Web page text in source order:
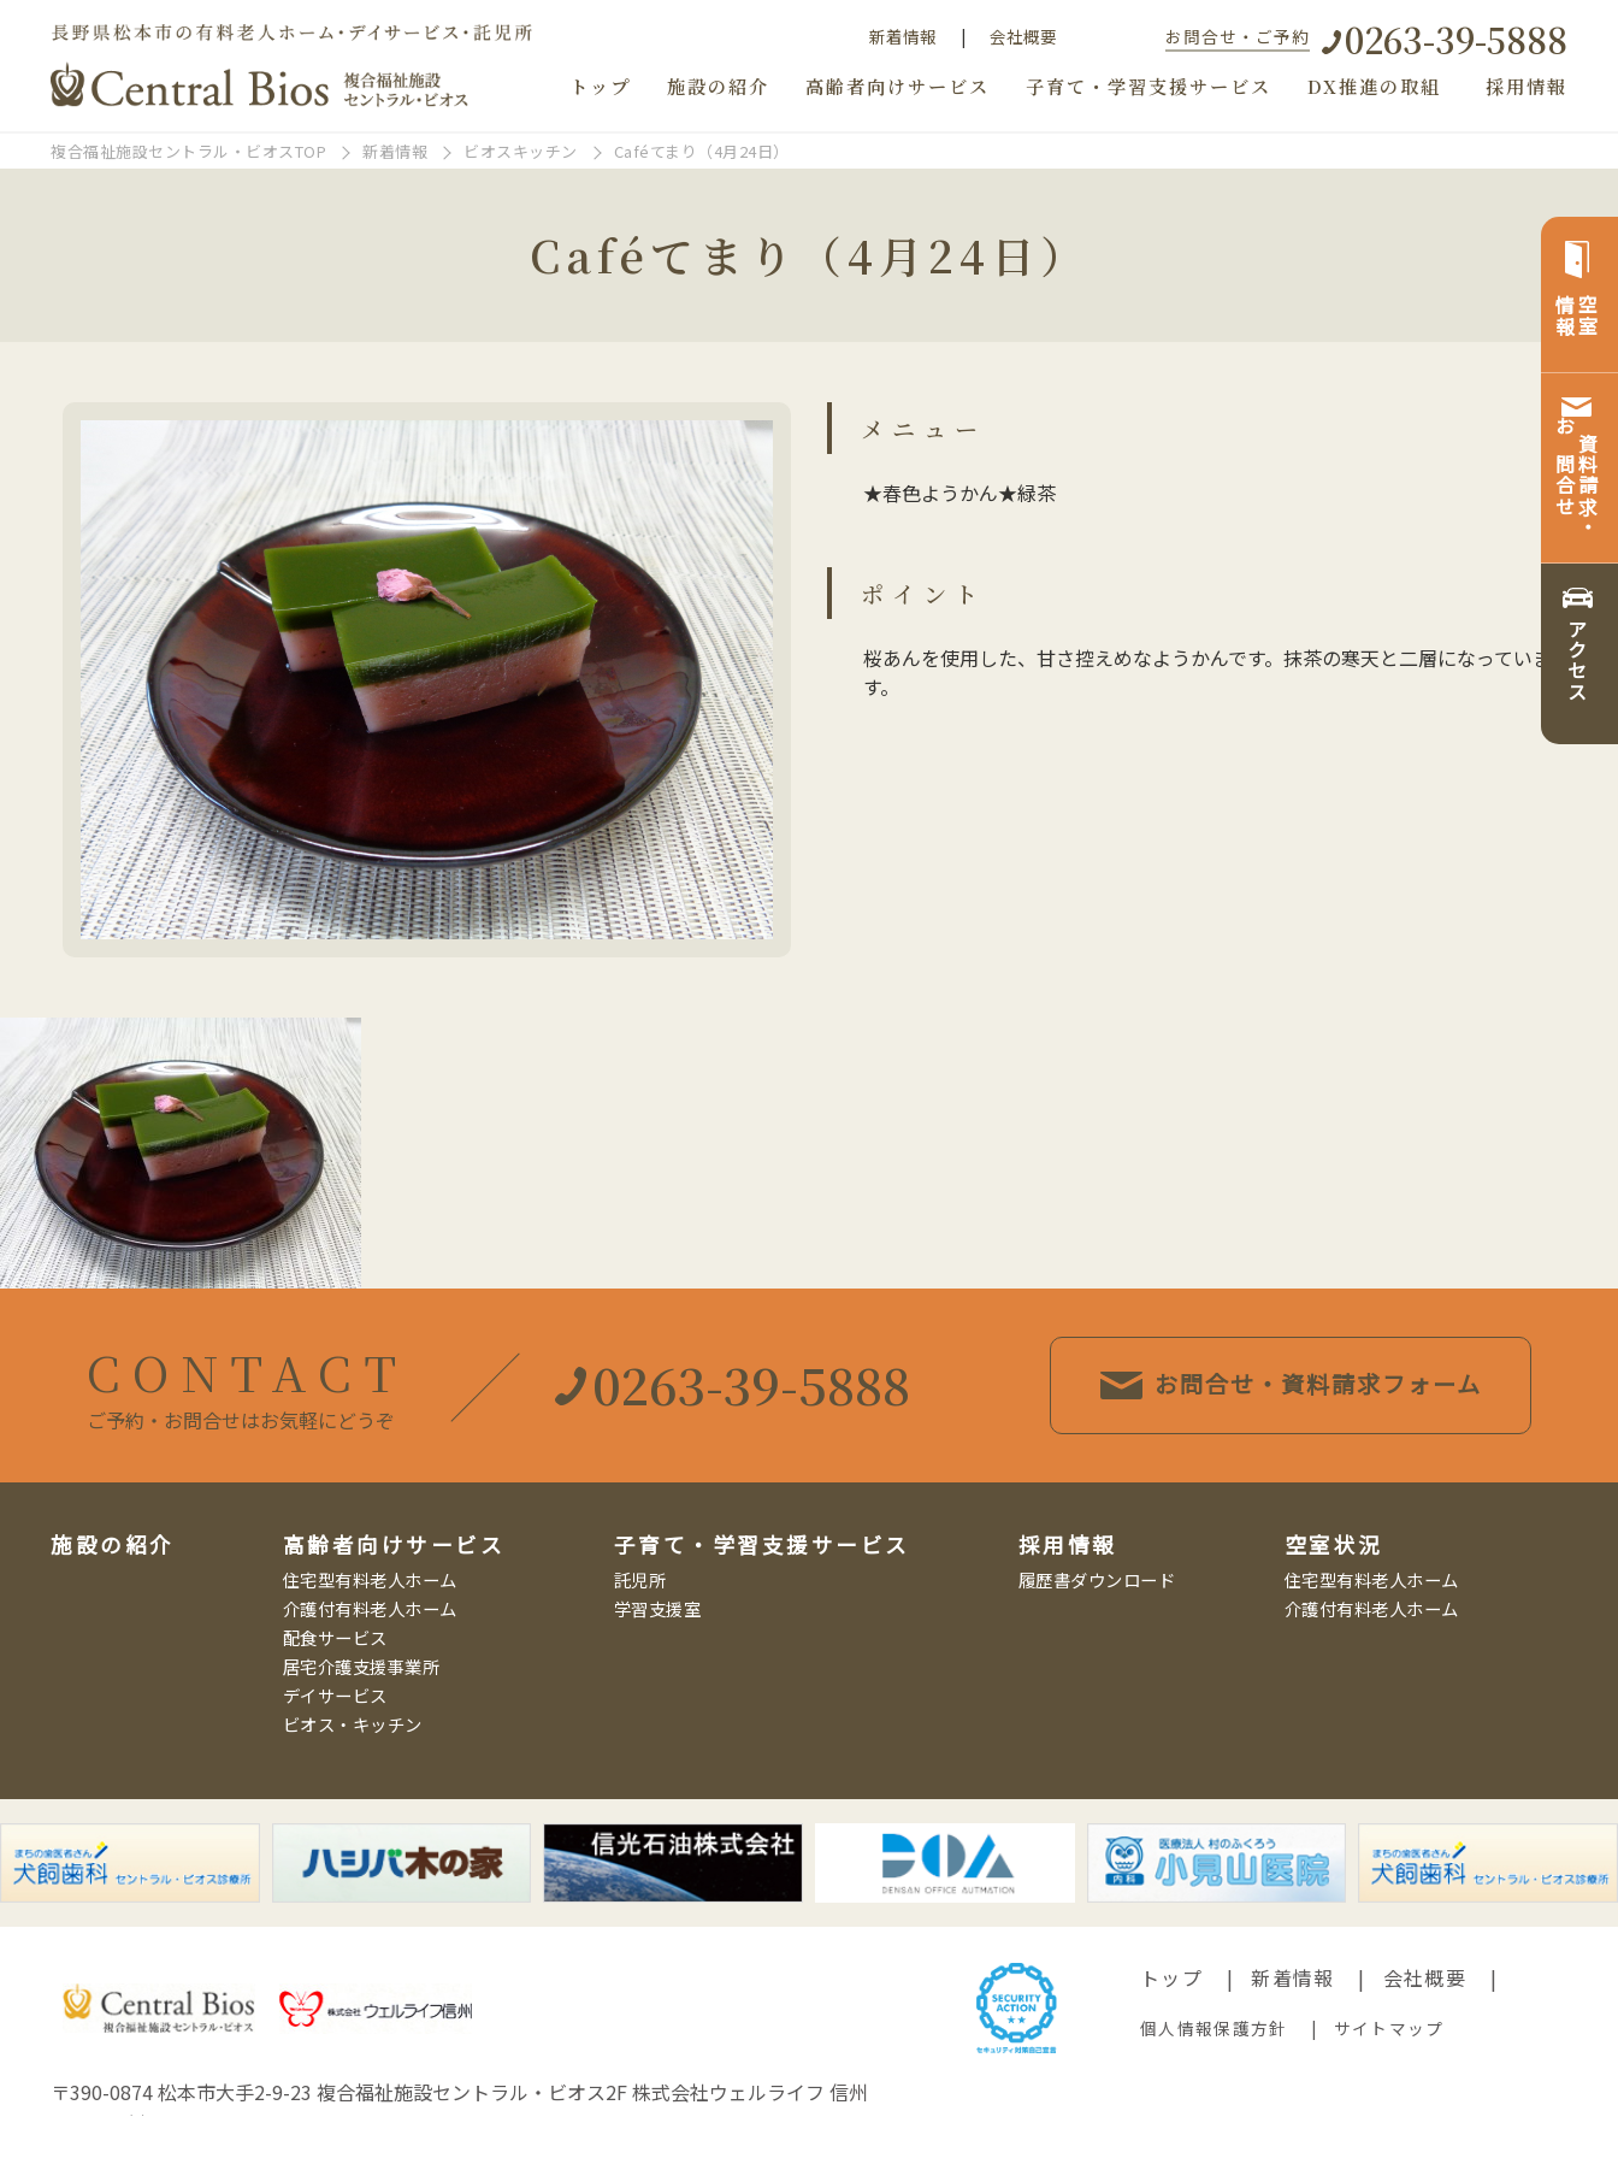
新着情報 会社概要 お問合せ・ご予約 0263-39-5888
トップ 施設の紹介 高齢者向けサービス 子育て・学習支援サービス DX推進の取組 採用情報
複合福祉施設セントラル・ビオスTOP 新着情報 ビオスキッチン Caféてまり（4月24日）
Caféてまり（4月24日）
空室
情報
資料請求・
お問合せ
アクセス
メニュー
★春色ようかん★緑茶
ポイント
桜あんを使用した、甘さ控えめなようかんです。抹茶の寒天と二層になっていま
す。
CONTACT
ご予約・お問合せはお気軽にどうぞ
0263-39-5888 お問合せ・資料請求フォーム
施設の紹介 高齢者向けサービス
住宅型有料老人ホーム
介護付有料老人ホーム
配食サービス
居宅介護支援事業所
デイサービス
ビオス・キッチン
子育て・学習支援サービス
託児所
学習支援室
採用情報
履歴書ダウンロード
空室状況
住宅型有料老人ホーム
介護付有料老人ホーム
トップ 新着情報 会社概要
個人情報保護方針 サイトマップ
〒390-0874 松本市大手2-9-23 複合福祉施設セントラル・ビオス2F株式会社ウェルライフ 信州
Copyright (C) Well Life Shinsyu.Co.,Ltd.All Rights Reserved.